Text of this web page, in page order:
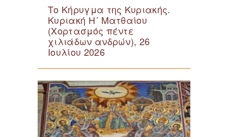
Το Κήρυγμα της Κυριακής.
Κυριακή Η´ Ματθαίου
(Χορτασμός πέντε
χιλιάδων ανδρών), 26
Ιουλίου 2026